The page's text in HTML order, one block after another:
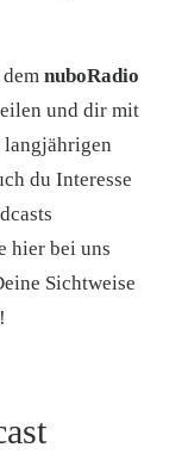
nuboRadio
und dir mit
langjährigen
du Interesse
hier bei uns
Sichtweise